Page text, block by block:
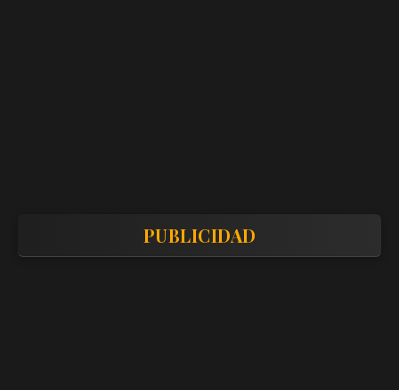
PUBLICIDAD